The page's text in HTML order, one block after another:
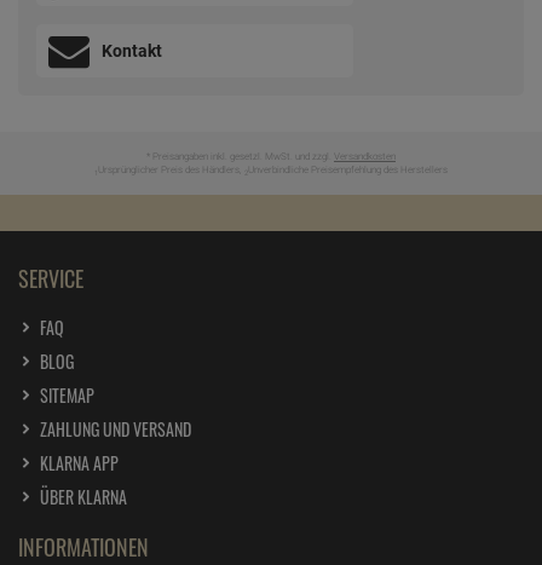
Kontakt
* Preisangaben inkl. gesetzl. MwSt. und zzgl. Versandkosten
Ursprünglicher Preis des Händlers, Unverbindliche Preisempfehlung des Herstellers
SERVICE
FAQ
BLOG
SITEMAP
ZAHLUNG UND VERSAND
KLARNA APP
ÜBER KLARNA
INFORMATIONEN